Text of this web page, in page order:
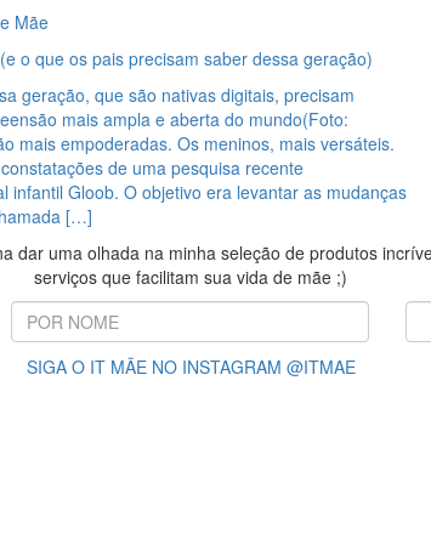
Mãe
o que os pais precisam saber dessa geração)
geração, que são nativas digitais, precisam
mais ampla e aberta do mundo(Foto:
mais empoderadas. Os meninos, mais versáteis.
de uma pesquisa recente
infantil Gloob. O objetivo era levantar as mudanças
[…]
dar uma olhada na minha seleção de produtos
serviços que facilitam sua vida de mãe ;)
SIGA O IT MÃE NO INSTAGRAM @ITMAE